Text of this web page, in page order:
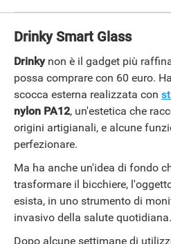
Drinky Smart Glass
Drinkynon è il gadget più
possa comprare con 60 euro.
scocca esterna realizzata con
nylon PA12, un'estetica che
origini artigianali, e alcune
perfezionare.
Ma ha anche un'idea di fondo
trasformare il bicchiere,
esista, in uno strumento di
invasivo della salute quotidiana.
Dopo alcune settimane di